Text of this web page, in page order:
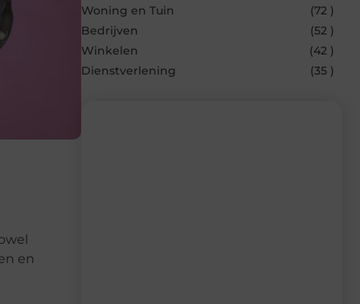
en
Woning en Tuin
(72 )
Bedrijven
(52 )
Winkelen
(42 )
Dienstverlening
(35 )